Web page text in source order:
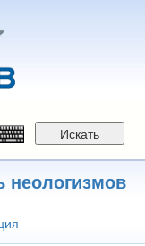
Искать
неологизмов